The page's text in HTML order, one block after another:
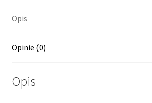
Opis
Opinie (0)
Opis